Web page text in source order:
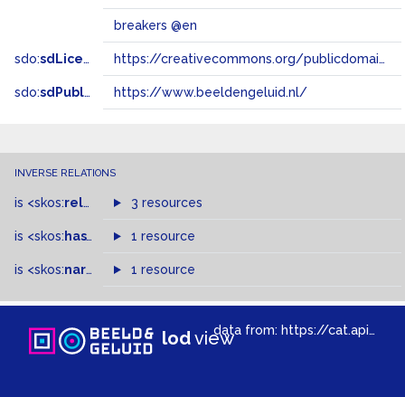
breakers @en
sdo:sdLicense https://creativecommons.org/publicdomain/zero/1.0/
sdo:sdPublisher https://www.beeldengeluid.nl/
INVERSE RELATIONS
is <skos:related > of3 resources
is <skos: hasTopConcept >of
1 resource
is <skos:narrowMatch >of
1 resource
lodviewdata from: https://cat.apis.beeldengeluid.nl/sparql